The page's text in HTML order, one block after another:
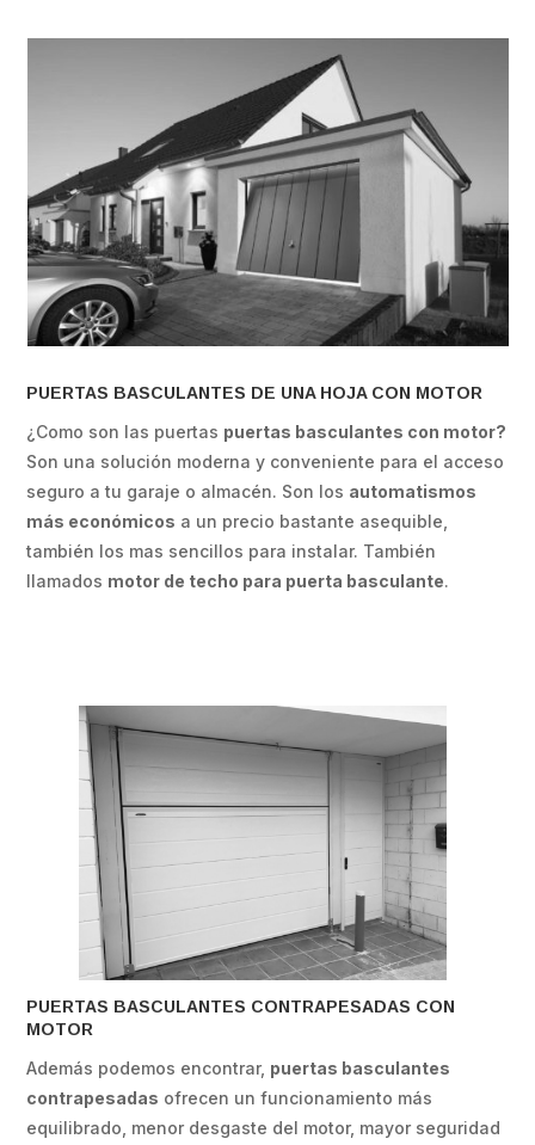
PUERTAS BASCULANTES DE UNA HOJA CON MOTOR
¿Como son las puertas puertas basculantes con motor?
Son una solución moderna y conveniente para el acceso
seguro a tu garaje o almacén. Son los automatismos
más económicos a un precio bastante asequible,
también los mas sencillos para instalar. También
llamados motor de techo para puerta basculante.
PUERTAS BASCULANTES CONTRAPESADAS CON
MOTOR
Además podemos encontrar, puertas basculantes
contrapesadas ofrecen un funcionamiento más
equilibrado, menor desgaste del motor, mayor seguridad